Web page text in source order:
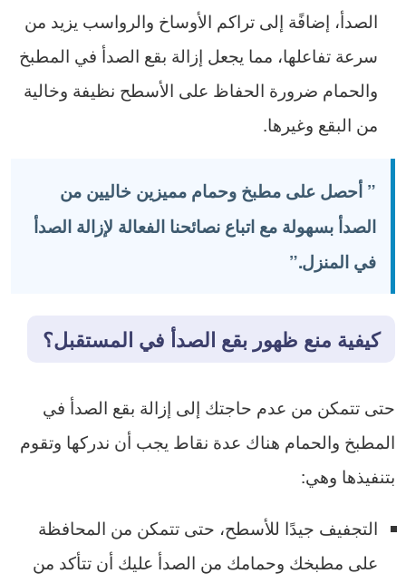
الصدأ، إضافًة إلى تراكم الأوساخ والرواسب يزيد من
سرعة تفاعلها، مما يجعل إزالة بقع الصدأ في المطبخ
والحمام ضرورة الحفاظ على الأسطح نظيفة وخالية
من البقع وغيرها.
” أحصل على مطبخ وحمام مميزين خاليين من
الصدأ بسهولة مع اتباع نصائحنا الفعالة لإزالة الصدأ
في المنزل.”
كيفية منع ظهور بقع الصدأ في المستقبل؟
حتى تتمكن من عدم حاجتك إلى إزالة بقع الصدأ في
المطبخ والحمام هناك عدة نقاط يجب أن ندركها وتقوم
بتنفيذها وهي:
التجفيف جيدًا للأسطح، حتى تتمكن من المحافظة
على مطبخك وحمامك من الصدأ عليك أن تتأكد من